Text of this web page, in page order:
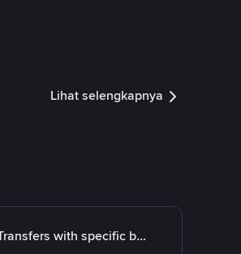
Lihat selengkapnya
Transfers with specific bank